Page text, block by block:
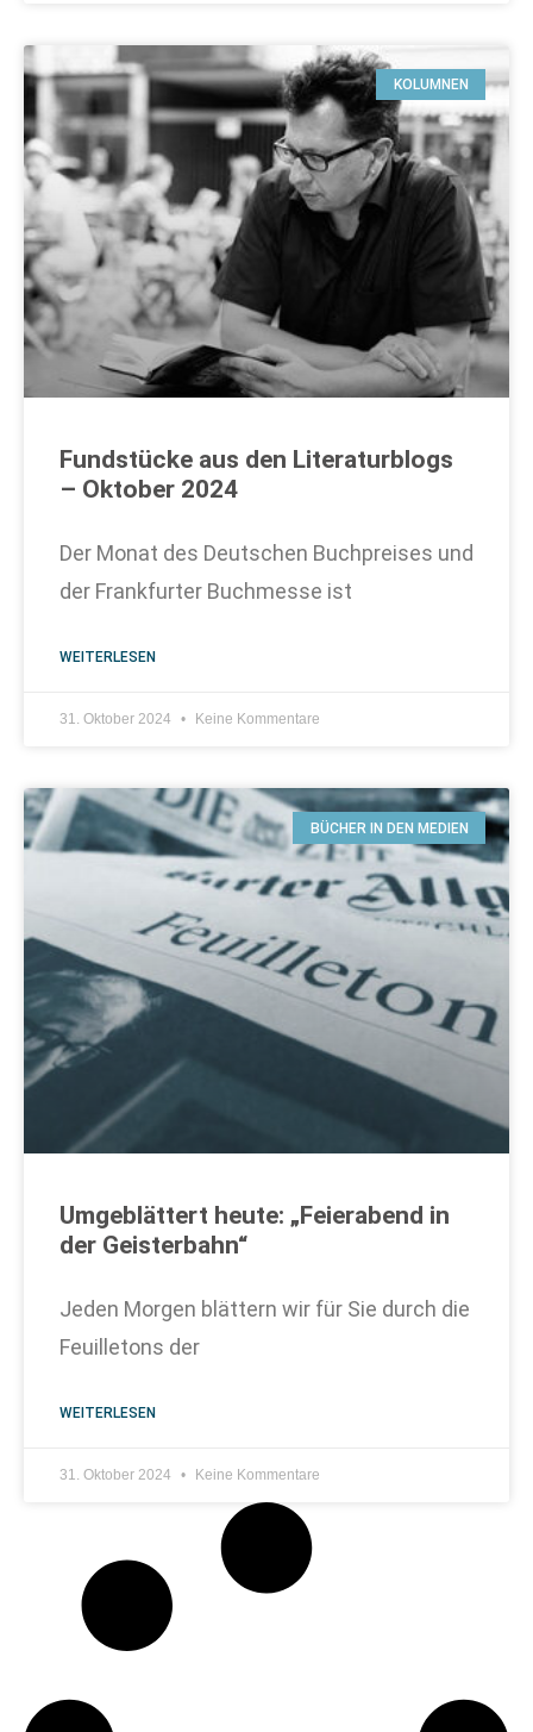
KOLUMNEN
Fundstücke aus den Literaturblogs
– Oktober 2024
Der Monat des Deutschen Buchpreises und
der Frankfurter Buchmesse ist
WEITERLESEN
31. Oktober 2024 Keine Kommentare
BÜCHER IN DEN MEDIEN
Umgeblättert heute: „Feierabend in
der Geisterbahn“
Jeden Morgen blättern wir für Sie durch die
Feuilletons der
WEITERLESEN
31. Oktober 2024 Keine Kommentare